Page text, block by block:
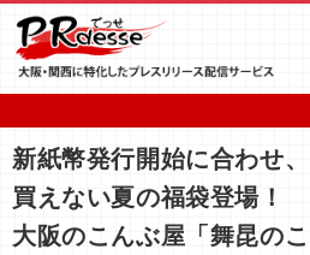
新紙幣発行開始に合わせ
買えない夏の福袋登場！
大阪のこんぶ屋「舞昆の